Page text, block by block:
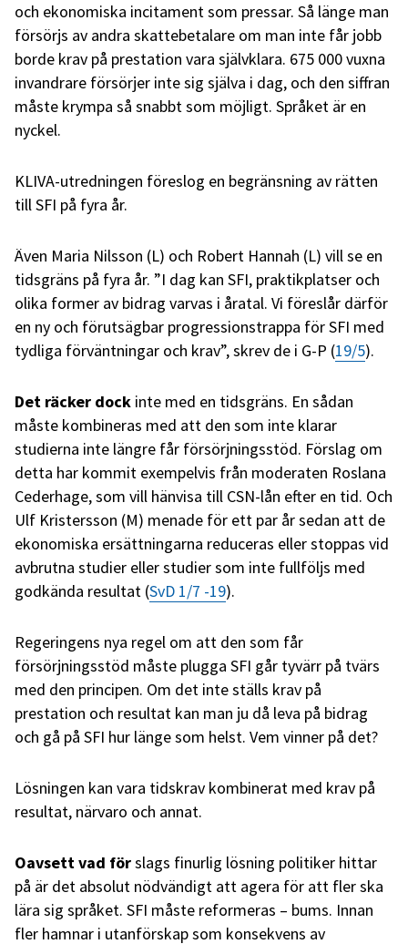
och ekonomiska incitament som pressar. Så länge man
försörjs av andra skattebetalare om man inte får jobb
borde krav på prestation vara självklara. 675 000 vuxna
invandrare försörjer inte sig själva i dag, och den siffran
måste krympa så snabbt som möjligt. Språket är en
nyckel.
KLIVA-utredningen föreslog en begränsning av rätten
till SFI på fyra år.
Även Maria Nilsson (L) och Robert Hannah (L) vill se en
tidsgräns på fyra år. ”I dag kan SFI, praktikplatser och
olika former av bidrag varvas i åratal. Vi föreslår därför
en ny och förutsägbar progressionstrappa för SFI med
tydliga förväntningar och krav”, skrev de i G-P (19/5).
Det räcker dock inte med en tidsgräns. En sådan
måste kombineras med att den som inte klarar
studierna inte längre får försörjningsstöd. Förslag om
detta har kommit exempelvis från moderaten Roslana
Cederhage, som vill hänvisa till CSN-lån efter en tid. Och
Ulf Kristersson (M) menade för ett par år sedan att de
ekonomiska ersättningarna reduceras eller stoppas vid
avbrutna studier eller studier som inte fullföljs med
godkända resultat (SvD 1/7 -19).
Regeringens nya regel om att den som får
försörjningsstöd måste plugga SFI går tyvärr på tvärs
med den principen. Om det inte ställs krav på
prestation och resultat kan man ju då leva på bidrag
och gå på SFI hur länge som helst. Vem vinner på det?
Lösningen kan vara tidskrav kombinerat med krav på
resultat, närvaro och annat.
Oavsett vad förslags finurlig lösning politiker hittar
på är det absolut nödvändigt att agera för att fler ska
lära sig språket. SFI måste reformeras – bums. Innan
fler hamnar i utanförskap som konsekvens av